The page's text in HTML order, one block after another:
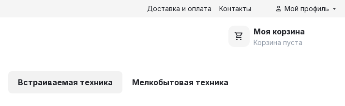
Доставка и оплата Контакты Мой профиль
Моя корзина
Корзина пуста
Встраиваемая техника Мелкобытовая техника